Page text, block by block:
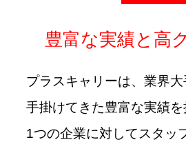
豊富な実績と高
プラスキャリーは、業界
手掛けてきた豊富な実績を
1つの企業に対してスタッ